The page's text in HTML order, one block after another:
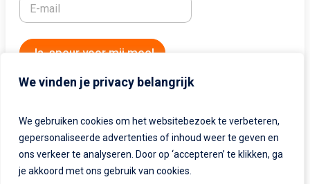
We vinden je privacy belangrijk
We gebruiken cookies om het websitebezoek te verbeteren,
gepersonaliseerde advertenties of inhoud weer te geven en
ons verkeer te analyseren. Door op ‘accepteren’ te klikken, ga
je akkoord met ons gebruik van cookies.
Ja, speur voor mij mee!
Algemeen
Privacybeleid
Disclaimer & Cookiebeleid